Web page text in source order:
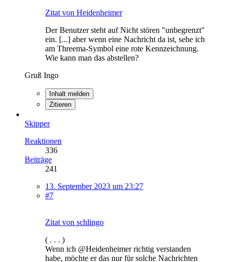
Zitat von Heidenheimer
Der Benutzer steht auf Nicht stören "unbegrenzt"
ein. [...] aber wenn eine Nachricht da ist, sehe ich
am Threema-Symbol eine rote Kennzeichnung.
Wie kann man das abstellen?
Gruß Ingo
Inhalt melden
Zitieren
Skipper
Reaktionen
336
Beiträge
241
13. September 2023 um 23:27
#7
Zitat von schlingo
( . . . )
Wenn ich @Heidenheimer richtig verstanden
habe, möchte er das nur für solche Nachrichten